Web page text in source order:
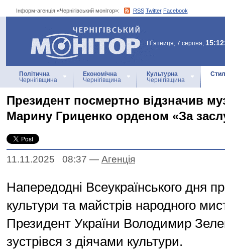
Інформ-агенція «Чернігівський монітор»: RSS Twitter Facebook
Інформ-агенція
«Чернігівський монітор»
П`ятниця, 7 серпня,
Політична
Чернігівщина
Економічна
Чернігівщина
Культурна
Чернігівщина
Президент посмертно відзначив
Марину Гриценко орденом «За
11.11.2025 08:37 — Агенцiя
Напередодні Всеукраїнського дня
культури та майстрів народного
Президент України Володимир
зустрівся з діячами культури.